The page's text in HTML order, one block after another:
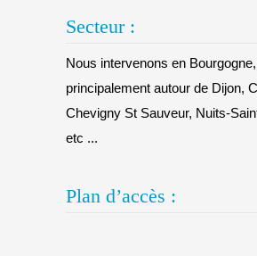
Secteur :
Nous intervenons en
principalement autour de Dijon,
Chevigny St Sauveur, Nuits-
etc ...
Plan d’accès :